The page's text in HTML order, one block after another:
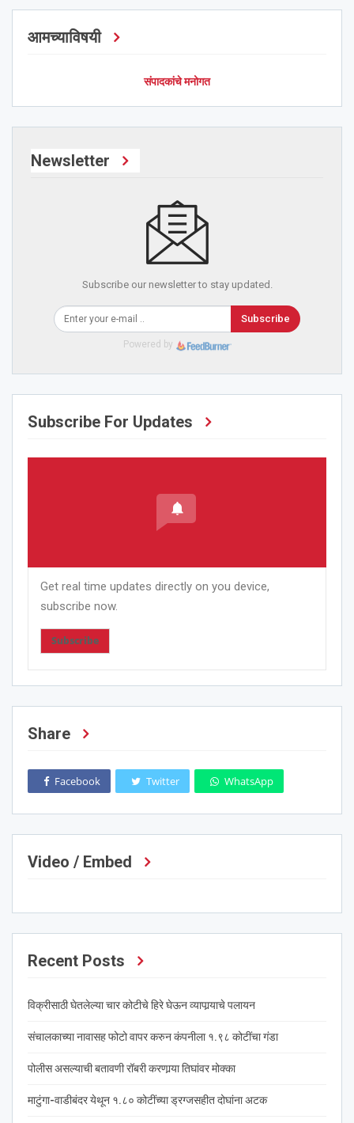
आमच्याविषयी
संपादकांचे मनोगत
Newsletter
Subscribe our newsletter to stay updated.
Subscribe
Powered by
Subscribe For Updates
Get real time updates directly on you device,
subscribe now.
Subscribe
Share
Facebook Twitter WhatsApp
Video / Embed
Recent Posts
विक्रीसाठी घेतलेल्या चार कोटीचे हिरे घेऊन व्यापार्‍याचे पलायन
संचालकाच्या नावासह फोटो वापर करुन कंपनीला १.९८ कोटींचा गंडा
पोलीस असल्याची बतावणी रॉबरी करणार्‍या तिघांवर मोक्का
माटुंगा-वाडीबंदर येथून १.८० कोटींच्या ड्रग्जसहीत दोघांना अटक